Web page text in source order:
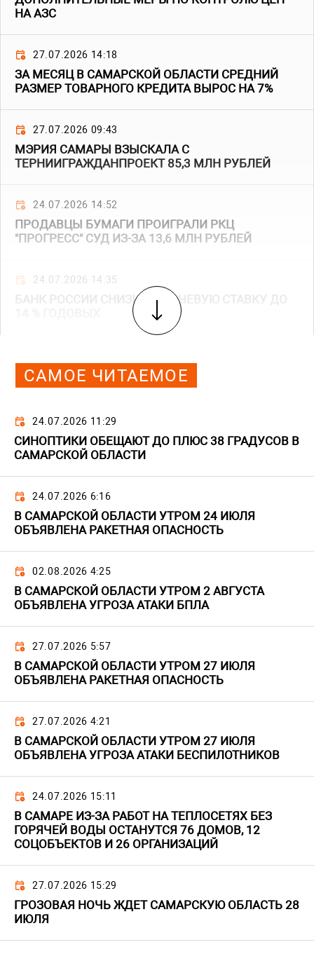
НА АЗС
27.07.2026 14:18
ЗА МЕСЯЦ В САМАРСКОЙ ОБЛАСТИ СРЕДНИЙ
РАЗМЕР ТОВАРНОГО КРЕДИТА ВЫРОС НА 7%
27.07.2026 09:43
МЭРИЯ САМАРЫ ВЗЫСКАЛА С
ТЕРНИИГРАЖДАНПРОЕКТ 85,3 МЛН РУБЛЕЙ
24.07.2026 14:52
ПРОДАВЦЫ БУМАГИ ПРОИГРАЛИ РКЦ
"ПРОГРЕСС" СУД ИЗ-ЗА 13,6 МЛН РУБЛЕЙ
24.07.2026 14:35
БАНК РОССИИ СНИЗИЛ КЛЮЧЕВУЮ СТАВКУ ДО
САМОЕ ЧИТАЕМОЕ
24.07.2026 11:29
СИНОПТИКИ ОБЕЩАЮТ ДО ПЛЮС 38 ГРАДУСОВ В
САМАРСКОЙ ОБЛАСТИ
24.07.2026 6:16
В САМАРСКОЙ ОБЛАСТИ УТРОМ 24 ИЮЛЯ
ОБЪЯВЛЕНА РАКЕТНАЯ ОПАСНОСТЬ
02.08.2026 4:25
В САМАРСКОЙ ОБЛАСТИ УТРОМ 2 АВГУСТА
ОБЪЯВЛЕНА УГРОЗА АТАКИ БПЛА
27.07.2026 5:57
В САМАРСКОЙ ОБЛАСТИ УТРОМ 27 ИЮЛЯ
ОБЪЯВЛЕНА РАКЕТНАЯ ОПАСНОСТЬ
27.07.2026 4:21
В САМАРСКОЙ ОБЛАСТИ УТРОМ 27 ИЮЛЯ
ОБЪЯВЛЕНА УГРОЗА АТАКИ БЕСПИЛОТНИКОВ
24.07.2026 15:11
В САМАРЕ ИЗ-ЗА РАБОТ НА ТЕПЛОСЕТЯХ БЕЗ
ГОРЯЧЕЙ ВОДЫ ОСТАНУТСЯ 76 ДОМОВ, 12
СОЦОБЪЕКТОВ И 26 ОРГАНИЗАЦИЙ
27.07.2026 15:29
ГРОЗОВАЯ НОЧЬ ЖДЕТ САМАРСКУЮ ОБЛАСТЬ 28
ИЮЛЯ